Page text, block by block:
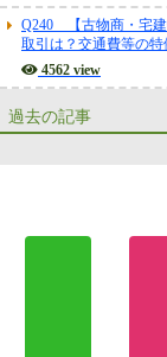
Q240 【古物商・宅建
取引は？交通費等の
4562 view
過去の記事